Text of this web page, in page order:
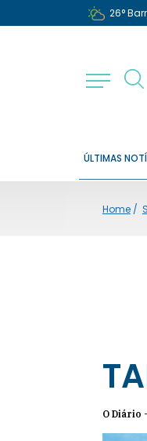
26°
ÚLTIMAS
Home/
O Diário -